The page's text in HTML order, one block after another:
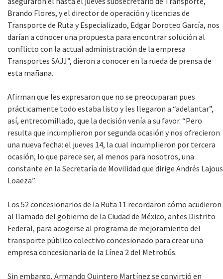
Brando Flores, y el director de operación y licencias de
Transporte de Ruta y Especializado, Edgar Doroteo García, nos
darían a conocer una propuesta para encontrar solución al
conflicto con la actual administración de la empresa
Transportes SAJJ”, dieron a conocer en la rueda de prensa de
esta mañana.
Afirman que les expresaron que no se preocuparan pues
prácticamente todo estaba listo y les llegaron a “adelantar”,
así, entrecomillado, que la decisión venía a su favor. “Pero
resulta que incumplieron por segunda ocasión y nos ofrecieron
una nueva fecha: el jueves 14, la cual incumplieron por tercera
ocasión, lo que parece ser, al menos para nosotros, una
constante en la Secretaría de Movilidad que dirige Andrés Lajous
Loaeza”.
Los 52 concesionarios de la Ruta 11 recordaron cómo acudieron
al llamado del gobierno de la Ciudad de México, antes Distrito
Federal, para acogerse al programa de mejoramiento del
transporte público colectivo concesionado para crear una
empresa concesionaria de la Línea 2 del Metrobús.
Sin embargo, Armando Quintero Martínez se convirtió en